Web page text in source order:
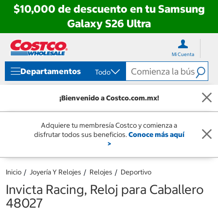
$10,000 de descuento en tu Samsung
Galaxy S26 Ultra
directo
contenido
directo
menú
navegación
Mi Cuenta
Departamentos Todo
¡Bienvenido a Costco.com.mx!
Adquiere tu membresía Costco y comienza a
disfrutar todos sus beneficios.Conoce más aquí
>
Inicio Joyería Y Relojes Relojes Deportivo
Invicta Racing, Reloj para Caballero
48027